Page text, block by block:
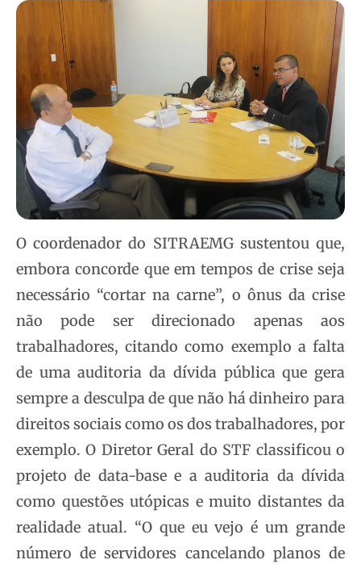
O coordenador do SITRAEMG sustentou que,
embora concorde que em tempos de crise seja
necessário “cortar na carne”, o ônus da crise
não pode ser direcionado apenas aos
trabalhadores, citando como exemplo a falta
de uma auditoria da dívida pública que gera
sempre a desculpa de que não há dinheiro para
direitos sociais como os dos trabalhadores, por
exemplo. O Diretor Geral do STF classificou o
projeto de data-base e a auditoria da dívida
como questões utópicas e muito distantes da
realidade atual. “O que eu vejo é um grande
número de servidores cancelando planos de